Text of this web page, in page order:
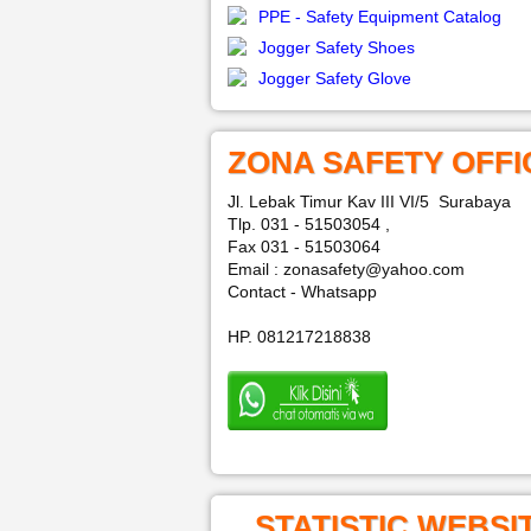
PPE - Safety Equipment Catalog
Jogger Safety Shoes
Jogger Safety Glove
ZONA SAFETY
Jl. Lebak Timur Kav III VI/5 Surabaya
Tlp. 031 - 51503054 ,
Fax 031 - 51503064
Email : zonasafety@yahoo.com
Contact - Whatsapp
HP. 081217218838